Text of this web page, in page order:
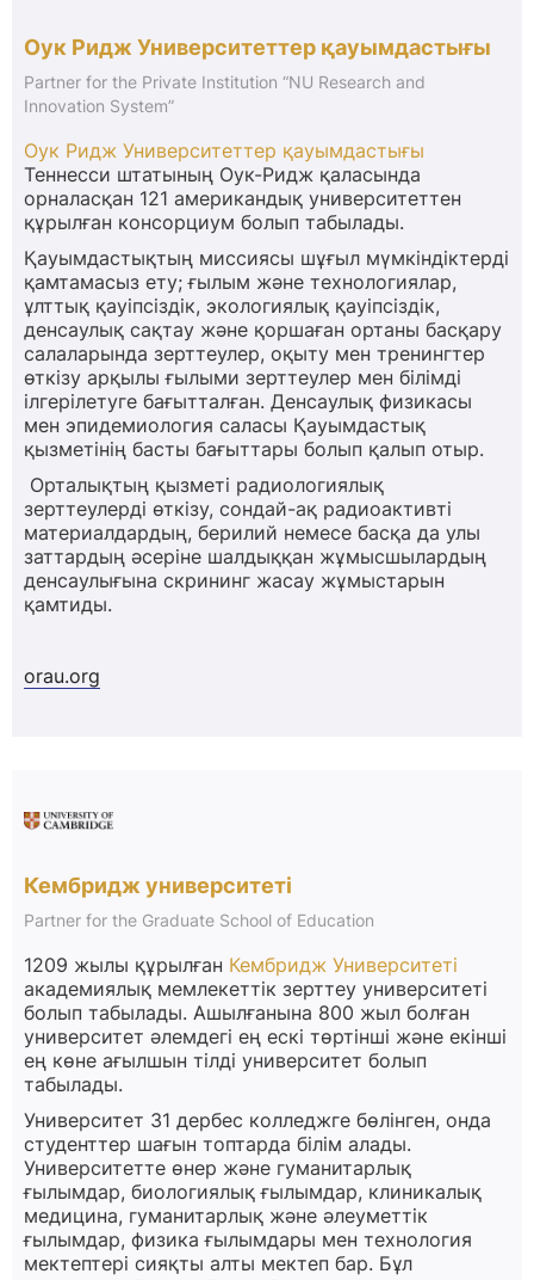
Оук Ридж Университеттер қауымдастығы
Partner for the Private Institution “NU Research and
Innovation System”
Оук Ридж Университеттер қауымдастығы
Теннесси штатының Оук-Ридж қаласында
орналасқан 121 американдық университеттен
құрылған консорциум болып табылады.
Қауымдастықтың миссиясы шұғыл мүмкіндіктерді
қамтамасыз ету; ғылым және технологиялар,
ұлттық қауіпсіздік, экологиялық қауіпсіздік,
денсаулық сақтау және қоршаған ортаны басқару
салаларында зерттеулер, оқыту мен тренингтер
өткізу арқылы ғылыми зерттеулер мен білімді
ілгерілетуге бағытталған. Денсаулық физикасы
мен эпидемиология саласы Қауымдастық
қызметінің басты бағыттары болып қалып отыр.
Орталықтың қызметі радиологиялық
зерттеулерді өткізу, сондай-ақ радиоактивті
материалдардың, берилий немесе басқа да улы
заттардың әсеріне шалдыққан жұмысшылардың
денсаулығына скрининг жасау жұмыстарын
қамтиды.
orau.org
Кембридж университеті
Partner for the Graduate School of Education
1209 жылы құрылған Кембридж Университеті
академиялық мемлекеттік зерттеу университеті
болып табылады. Ашылғанына 800 жыл болған
университет әлемдегі ең ескі төртінші және екінші
ең көне ағылшын тілді университет болып
табылады.
Университет 31 дербес колледжге бөлінген, онда
студенттер шағын топтарда білім алады.
Университетте өнер және гуманитарлық
ғылымдар, биологиялық ғылымдар, клиникалық
медицина, гуманитарлық және әлеуметтік
ғылымдар, физика ғылымдары мен технология
мектептері сияқты алты мектеп бар. Бұл